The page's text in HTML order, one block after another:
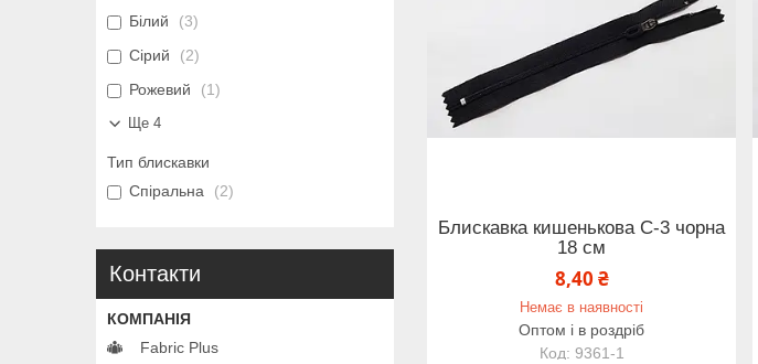
Блискавка кишенькова С-3 чорна
18 см
8,40 ₴
Немає в наявності
Оптом і в роздріб
9361-1
Білий
3
Сірий
2
Рожевий
1
Ще 4
Тип блискавки
Спіральна
2
Контакти
Fabric Plus